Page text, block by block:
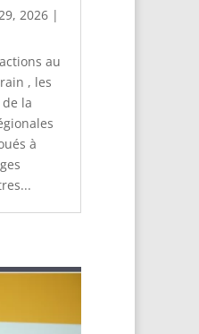
2026|
au
, les
la
à